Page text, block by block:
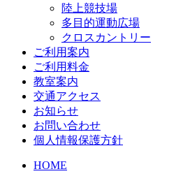
陸上競技場
多目的運動広場
クロスカントリー
ご利用案内
ご利用料金
教室案内
交通アクセス
お知らせ
お問い合わせ
個人情報保護方針
HOME